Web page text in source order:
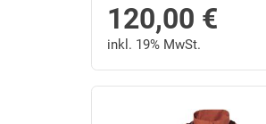
120,00 €
inkl. 19% MwSt.